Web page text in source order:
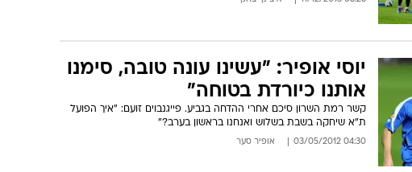
יוסי אופיר: "עשינו עונה טובה, סימנו
אותנו כיורדת בטוחה"
קשר רמת השרון סיכם אחרי ההדחה בגביע. פייגנבוים זועם: "איך הפועל
ת"א שיחקה בשבת בשלוש ואנחנו בראשון בערב?"
04:30 03/05/2012 אופיר סער